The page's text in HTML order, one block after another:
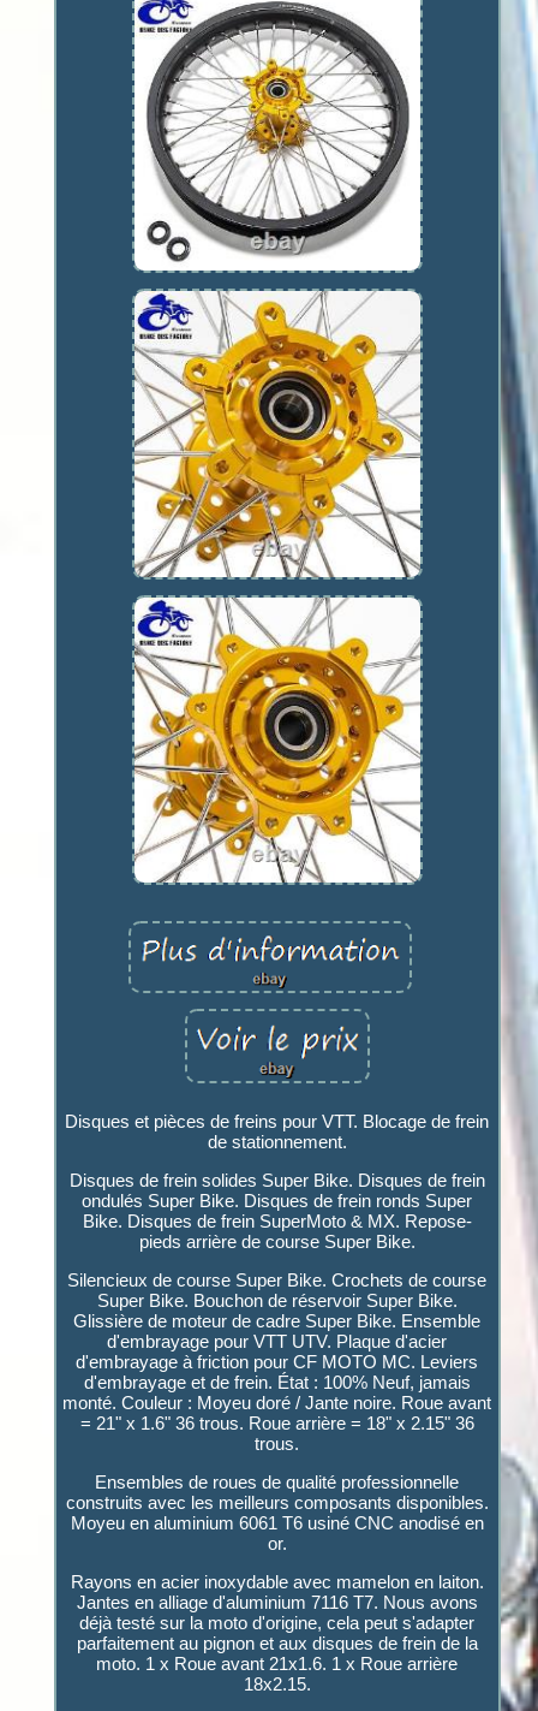
Disques et pièces de freins pour VTT. Blocage de frein
de stationnement.
Disques de frein solides Super Bike. Disques de frein
ondulés Super Bike. Disques de frein ronds Super
Bike. Disques de frein SuperMoto & MX. Repose-
pieds arrière de course Super Bike.
Silencieux de course Super Bike. Crochets de course
Super Bike. Bouchon de réservoir Super Bike.
Glissière de moteur de cadre Super Bike. Ensemble
d'embrayage pour VTT UTV. Plaque d'acier
d'embrayage à friction pour CF MOTO MC. Leviers
d'embrayage et de frein. État : 100% Neuf, jamais
monté. Couleur : Moyeu doré / Jante noire. Roue avant
= 21" x 1.6" 36 trous. Roue arrière = 18" x 2.15" 36
trous.
Ensembles de roues de qualité professionnelle
construits avec les meilleurs composants disponibles.
Moyeu en aluminium 6061 T6 usiné CNC anodisé en
or.
Rayons en acier inoxydable avec mamelon en laiton.
Jantes en alliage d'aluminium 7116 T7. Nous avons
déjà testé sur la moto d'origine, cela peut s'adapter
parfaitement au pignon et aux disques de frein de la
moto. 1 x Roue avant 21x1.6. 1 x Roue arrière
18x2.15.